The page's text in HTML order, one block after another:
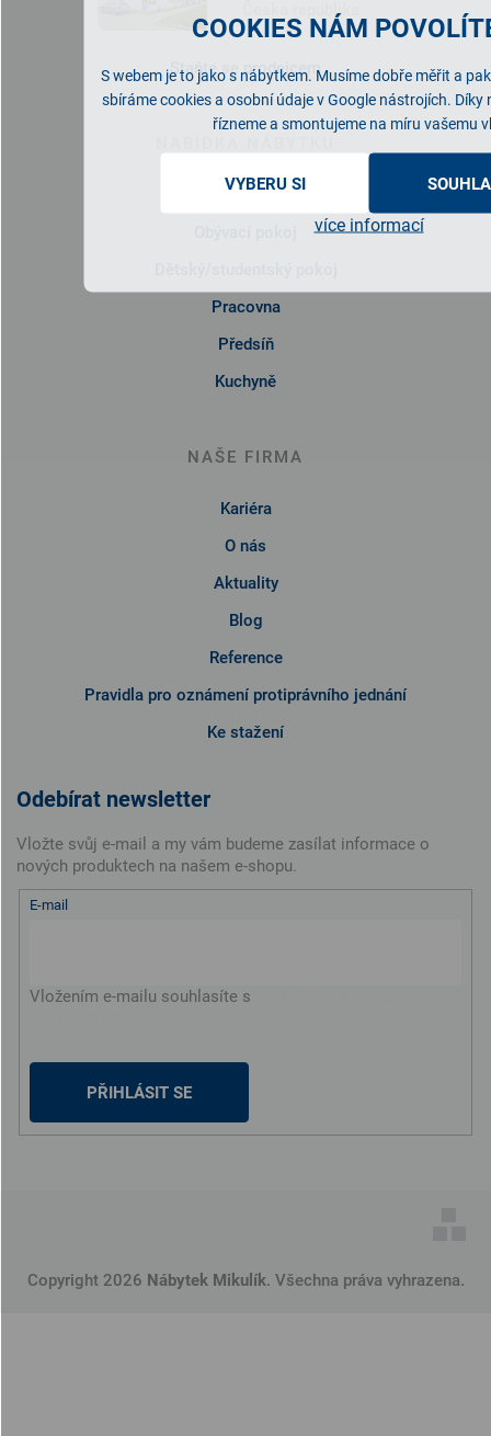
COOKIES NÁM
S webem je to jako s nábytkem. Musíme dobře měřit a
sbíráme cookies a osobní údaje v Google nástrojích. Díky
řízneme a smontujeme na míru vašemu
VYBERU SI
více informací
Česká republika
Staňte se prodejcem
Ložnice
Pracovna
Předsíň
Kuchyně
NAŠE FIRMA
Kariéra
O nás
Aktuality
Blog
Reference
Pravidla pro oznámení protiprávního jednání
Ke stažení
Odebírat newsletter
Vložte svůj e-mail a my vám budeme zasílat informace o
nových produktech na našem e-shopu.
E-mail
Vložením e-mailu souhlasíte s
PŘIHLÁSIT SE
Copyright 2026 Nábytek Mikulík. Všechna práva vyhrazena.